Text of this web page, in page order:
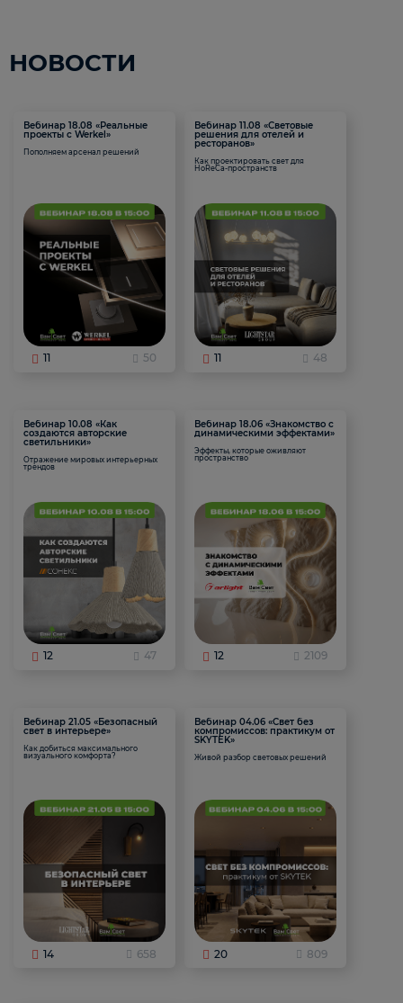
НОВОСТИ
Вебинар 18.08 «Реальные
проекты с Werkel»
Пополняем арсенал решений
11 50
Вебинар 11.08 «Световые
решения для отелей и
ресторанов»
Как проектировать свет для
HoReCa-пространств
11 48
Вебинар 10.08 «Как
создаются авторские
светильники»
Отражение мировых интерьерных
трендов
12 47
Вебинар 18.06 «Знакомство с
динамическими эффектами»
Эффекты, которые оживляют
пространство
12 2109
Вебинар 21.05 «Безопасный
свет в интерьере»
Как добиться максимального
визуального комфорта?
14 658
Вебинар 04.06 «Свет без
компромиссов: практикум от
SKYTEK»
Живой разбор световых решений
20 809